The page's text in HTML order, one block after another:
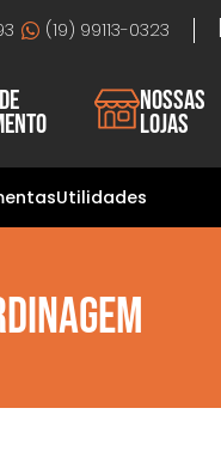
(19) 99113-0323
Nossas
lojas
Utilidades